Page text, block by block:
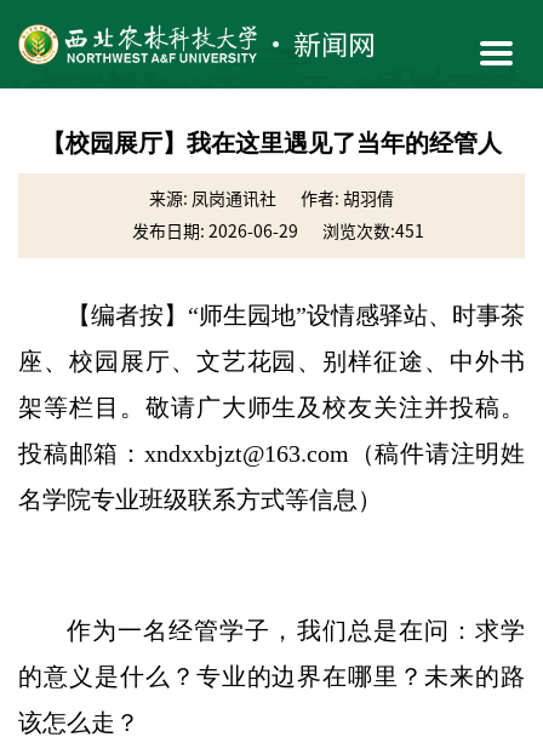
【校园展厅】我在这里遇见了当年的经管人
来源: 凤岗通讯社
作者: 胡羽倩
发布日期: 2026-06-29
浏览次数:451
【编者按】“师生园地”设情感驿站、时事茶
座、校园展厅、文艺花园、别样征途、中外书
架等栏目。敬请广大师生及校友关注并投稿。
投稿邮箱：xndxxbjzt@163.com（稿件请注明姓
名学院专业班级联系方式等信息）
作为一名经管学子，我们总是在问：求学
的意义是什么？专业的边界在哪里？未来的路
该怎么走？